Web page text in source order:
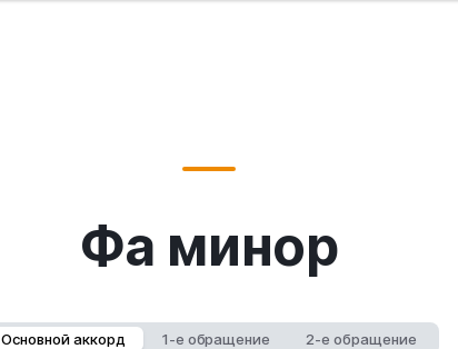
Фа минор
Основной аккорд 1-е обращение 2-е обращение